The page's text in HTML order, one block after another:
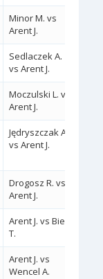
Minor M. vs
Arent J.
Sedlaczek A.
vs Arent J.
Moczulski L. vs
Arent J.
Jędryszczak A.
vs Arent J.
Drogosz R. vs
Arent J.
Arent J. vs Bień
T.
Arent J. vs
Wencel A.